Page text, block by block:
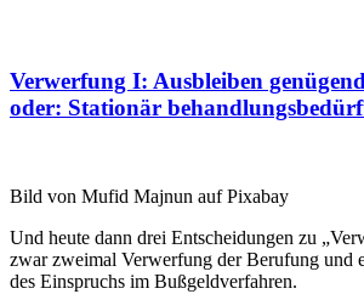
Verwerfung I: Ausbleiben
oder: Stationär
Bild von Mufid Majnun auf Pixabay
Und heute dann drei Entscheidungen zu
zwar zweimal Verwerfung der Berufung und
des Einspruchs im Bußgeldverfahren.